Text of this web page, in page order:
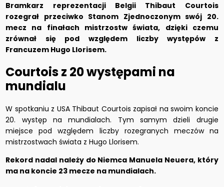
Bramkarz reprezentacji Belgii Thibaut Courtois
rozegrał przeciwko Stanom Zjednoczonym swój 20.
mecz na finałach mistrzostw świata, dzięki czemu
zrównał się pod względem liczby występów z
Francuzem Hugo Llorisem.
Courtois z 20 występami na
mundialu
W spotkaniu z USA Thibaut Courtois zapisał na swoim koncie
20. występ na mundialach. Tym samym dzieli drugie
miejsce pod względem liczby rozegranych meczów na
mistrzostwach świata z Hugo Llorisem.
Rekord nadal należy do Niemca Manuela Neuera, który
ma na koncie 23 mecze na mundialach.